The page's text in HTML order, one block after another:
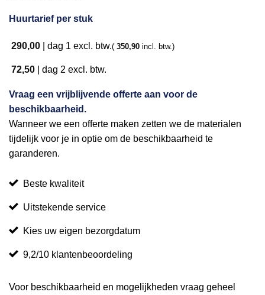
Huurtarief per stuk
290,00 dag 1 excl. btw.( 350,90 incl. btw.)
72,50 dag 2 excl. btw.
Vraag een vrijblijvende offerte aan voor de
beschikbaarheid.
Wanneer we een offerte maken zetten we de materialen
tijdelijk voor je in optie om de beschikbaarheid te
garanderen.
Beste kwaliteit
Uitstekende service
Kies uw eigen bezorgdatum
9,2/10 klantenbeoordeling
Voor beschikbaarheid en mogelijkheden vraag geheel